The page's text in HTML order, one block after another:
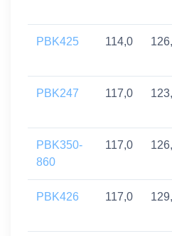
PBK425 114,0
PBK247 117,0
PBK350-
860
117,0
PBK426 117,0